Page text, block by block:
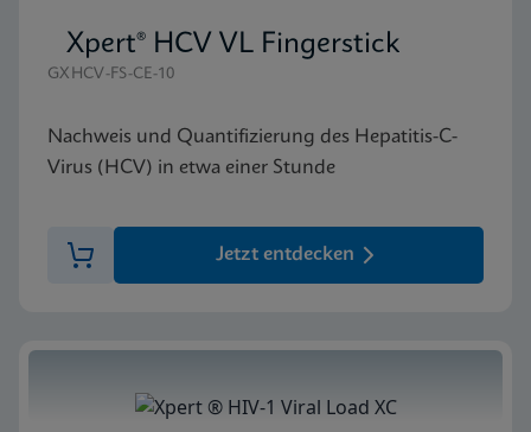
Xpert® HCV VL Fingerstick
GXHCV-FS-CE-10
Nachweis und Quantifizierung des Hepatitis-C-
Virus (HCV) in etwa einer Stunde
Jetzt entdecken